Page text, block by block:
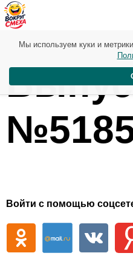
Войти с помощью
Мы используем куки и